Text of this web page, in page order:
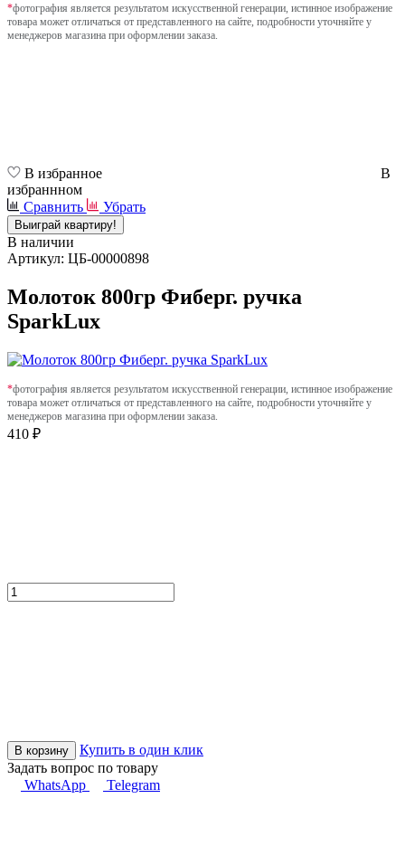
*фотография является результатом искусственной генерации, истинное изображение
товара может отличаться от представленного на сайте, подробности уточняйте у
менеджеров магазина при оформлении заказа.
В избранное
В
избраннном
Сравнить
Убрать
Выиграй квартиру!
В наличии
Артикул: ЦБ-00000898
Молоток 800гр Фиберг. ручка
SparkLux
*фотография является результатом искусственной генерации, истинное изображение
товара может отличаться от представленного на сайте, подробности уточняйте у
менеджеров магазина при оформлении заказа.
410 ₽
В корзину
Купить в один клик
Задать вопрос по товару
WhatsApp
Telegram